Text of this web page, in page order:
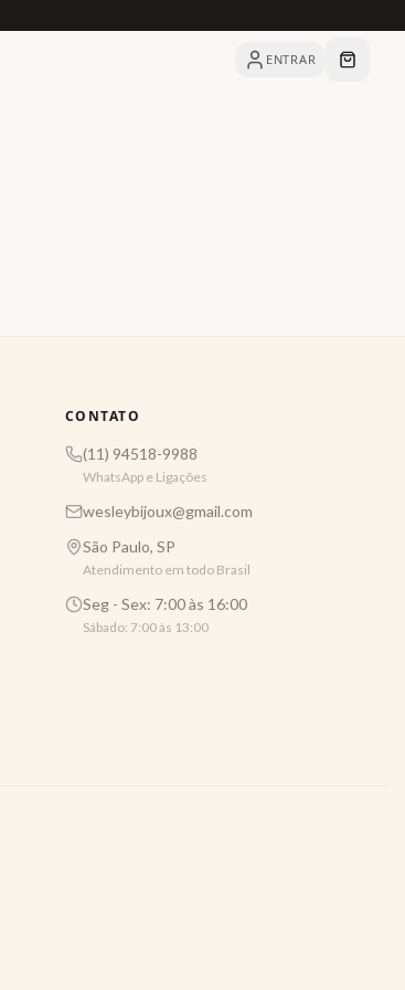
ENTRAR
CONTATO
(11) 94518-9988
WhatsApp e Ligações
wesleybijoux@gmail.com
São Paulo, SP
Atendimento em todo Brasil
Seg - Sex: 7:00 às 16:00
Sábado: 7:00 às 13:00